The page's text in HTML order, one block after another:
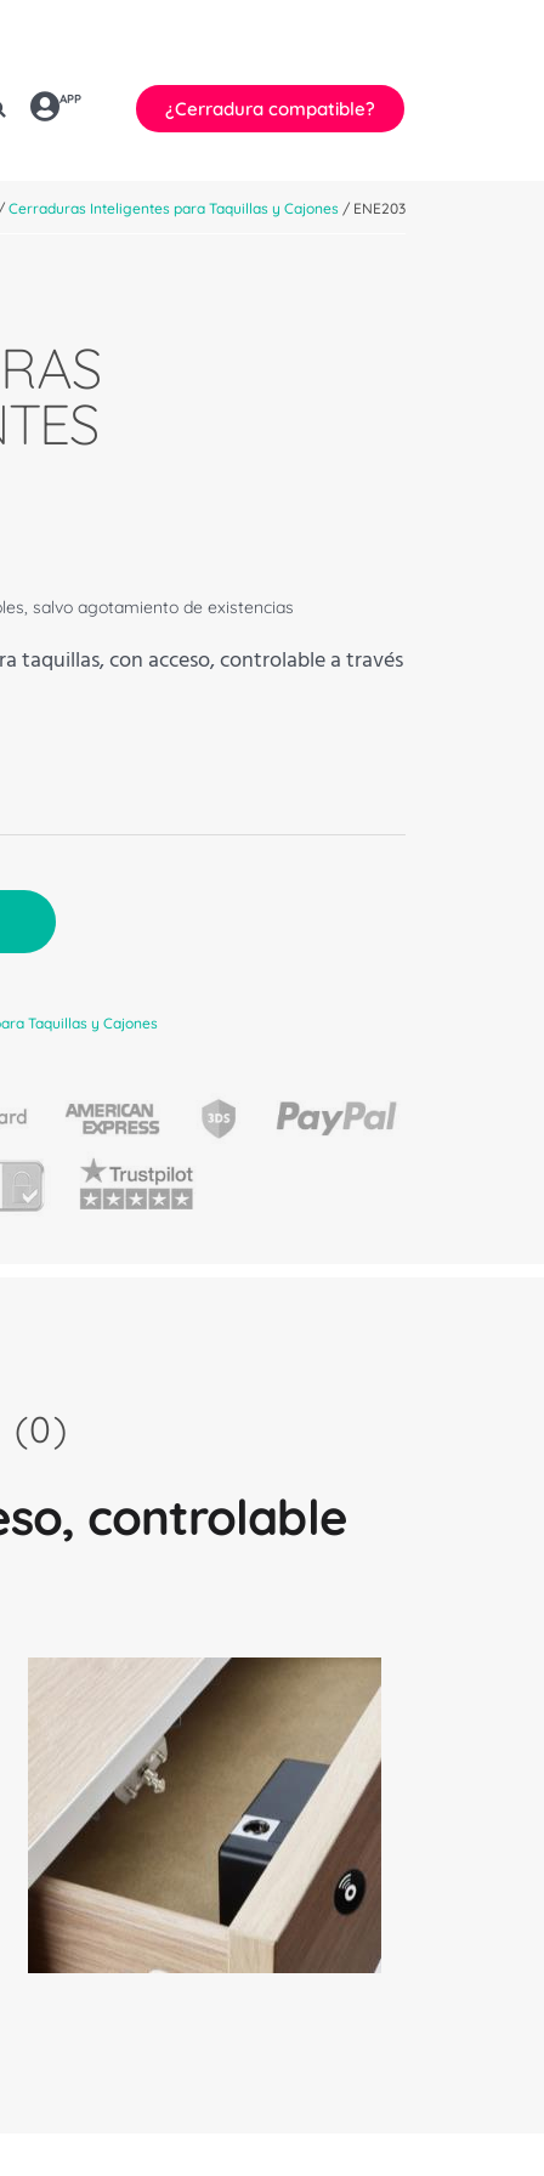
APP ¿Cerradura compatible?
Cerraduras Inteligentes para Taquillas y Cajones / ENE203
salvo agotamiento de existencias
taquillas, con acceso, controlable a través
Taquillas y Cajones
(0)
controlable